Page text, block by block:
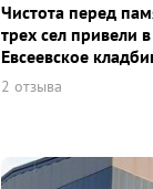
Чистота перед
трех сел привели
Евсеевское
2 отзыва